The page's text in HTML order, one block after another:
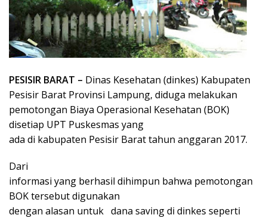
PESISIR BARAT – Dinas Kesehatan (dinkes) Kabupaten
Pesisir Barat Provinsi Lampung, diduga melakukan
pemotongan Biaya Operasional Kesehatan (BOK)
disetiap UPT Puskesmas yang
ada di kabupaten Pesisir Barat tahun anggaran 2017.
Dari
informasi yang berhasil dihimpun bahwa pemotongan
BOK tersebut digunakan
dengan alasan untuk dana saving di dinkes seperti